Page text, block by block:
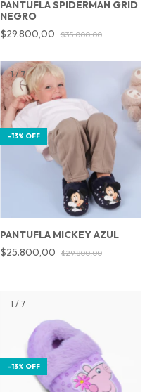
PANTUFLA SPIDERMAN GRID
NEGRO
$29.800,00
$35.000,00
1/7
-13% OFF
PANTUFLA MICKEY AZUL
$25.800,00
$29.800,00
1 / 7
-13% OFF